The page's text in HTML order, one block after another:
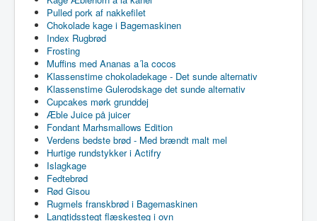
Pulled pork af nakkefilet
Chokolade kage i Bagemaskinen
Index Rugbrød
Frosting
Muffins med Ananas a´la cocos
Klassenstime chokoladekage - Det sunde alternativ
Klassenstime Gulerodskage det sunde alternativ
Cupcakes mørk grunddej
Æble Juice på juicer
Fondant Marhsmallows Edition
Verdens bedste brød - Med brændt malt mel
Hurtige rundstykker i Actifry
Islagkage
Fedtebrød
Rød Gisou
Rugmels franskbrød i Bagemaskinen
Langtidsstegt flæskesteg i ovn